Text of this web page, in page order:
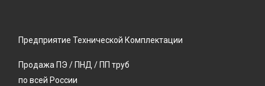
Предприятие Технической Комплектации
Продажа ПЭ / ПНД / ПП труб
по всей России